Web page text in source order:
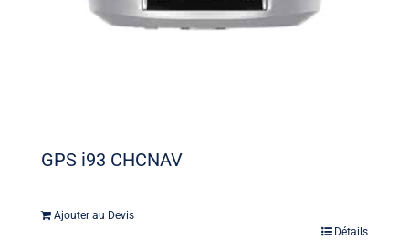
GPS i93 CHCNAV
Ajouter au Devis
Détails